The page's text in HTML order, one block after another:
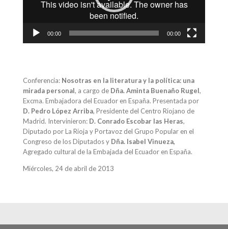
00:00 00:00
Conferencia: Nosotras en la literatura y la política: una
mirada personal, a cargo de Dña. Aminta Buenaño Rugel,
Excma. Embajadora del Ecuador en España. Presentada por
D. Pedro López Arriba, Presidente del Centro Riojano de
Madrid. Intervinieron: D. Conrado Escobar las Heras,
Diputado por La Rioja y Portavoz del Grupo Popular en el
Congreso de los Diputados y Dña. Isabel Vinueza,
Agregado cultural de la Embajada del Ecuador en España.
Miércoles, 24 de abril de 2013